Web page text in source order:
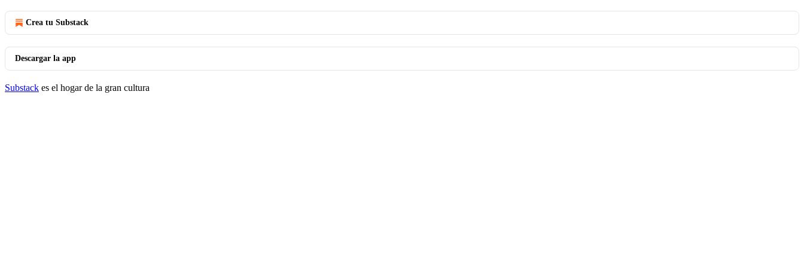
Crea tu Substack
Descargar la app
Substack es el hogar de la gran cultura